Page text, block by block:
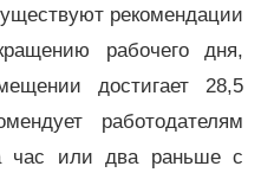
рекомендации
рабочего дня,
достигает 28,5
работодателям
час или два раньше с